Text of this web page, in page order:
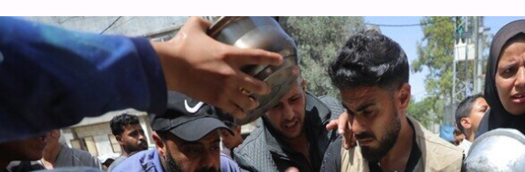
إقامة ندوة و مجلس تأبين
للإمام الشهيد في الضفة